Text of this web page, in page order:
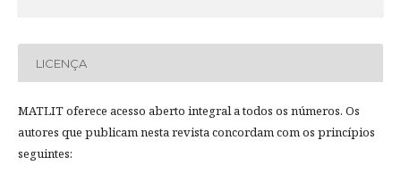
LICENÇA
MATLIT oferece acesso aberto integral a todos os números. Os
autores que publicam nesta revista concordam com os princípios
seguintes: